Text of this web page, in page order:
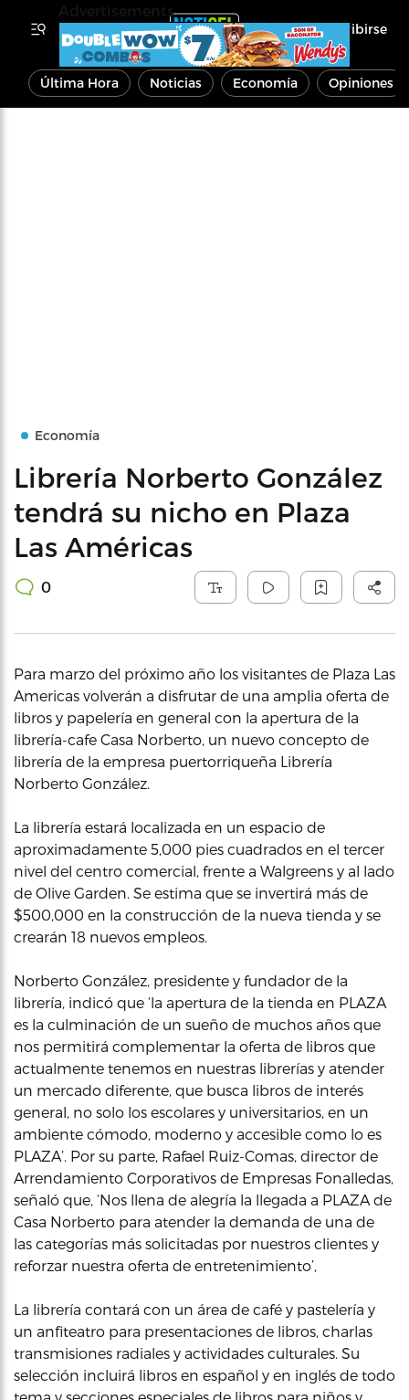
Inscribirse
Última Hora Noticias Economía Opiniones
Economía
Librería Norberto González
tendrá su nicho en Plaza
Las Américas
0
Para marzo del próximo año los visitantes de Plaza Las
Americas volverán a disfrutar de una amplia oferta de
libros y papelería en general con la apertura de la
librería-cafe Casa Norberto, un nuevo concepto de
librería de la empresa puertorriqueña Librería
Norberto González.
La librería estará localizada en un espacio de
aproximadamente 5,000 pies cuadrados en el tercer
nivel del centro comercial, frente a Walgreens y al lado
de Olive Garden. Se estima que se invertirá más de
$500,000 en la construcción de la nueva tienda y se
crearán 18 nuevos empleos.
Norberto González, presidente y fundador de la
librería, indicó que ‘la apertura de la tienda en PLAZA
es la culminación de un sueño de muchos años que
nos permitirá complementar la oferta de libros que
actualmente tenemos en nuestras librerías y atender
un mercado diferente, que busca libros de interés
general, no solo los escolares y universitarios, en un
ambiente cómodo, moderno y accesible como lo es
PLAZA’. Por su parte, Rafael Ruiz-Comas, director de
Arrendamiento Corporativos de Empresas Fonalledas,
señaló que, ‘Nos llena de alegría la llegada a PLAZA de
Casa Norberto para atender la demanda de una de
las categorías más solicitadas por nuestros clientes y
reforzar nuestra oferta de entretenimiento’,
La librería contará con un área de café y pastelería y
un anfiteatro para presentaciones de libros, charlas
transmisiones radiales y actividades culturales. Su
selección incluirá libros en español y en inglés de todo
Advertisements